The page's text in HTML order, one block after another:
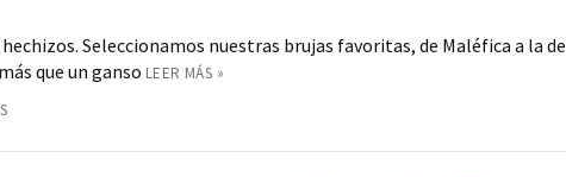
Seleccionamos nuestras brujas favoritas, de Maléfica a la de
que un ganso LEER MÁS »